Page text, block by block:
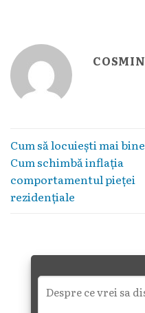
COSMIN
Cum să locuieşti mai
Cum schimbă inflaţia
comportamentul pieţei
rezidenţiale